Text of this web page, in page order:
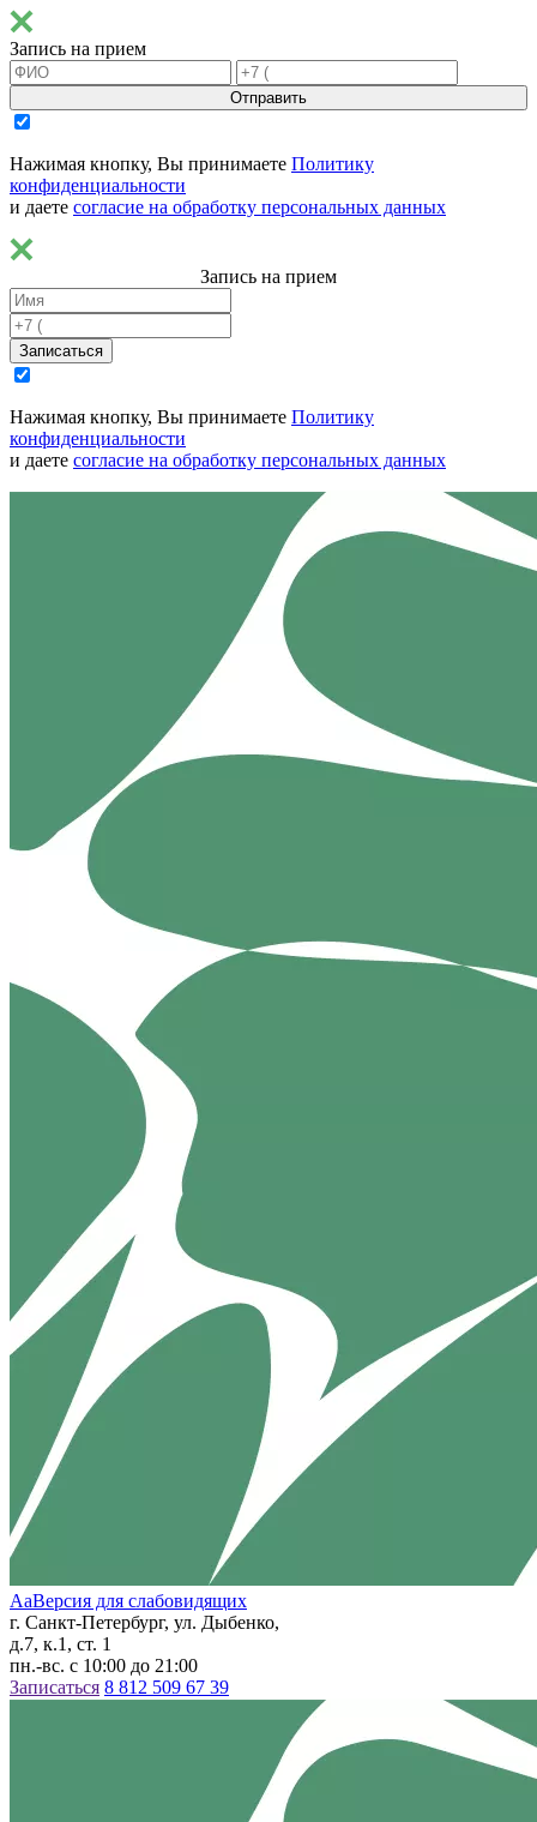
Запись на прием
Отправить
Нажимая кнопку, Вы принимаете Политику
конфиденциальности
и даете согласие на обработку персональных данных
Запись на прием
Записаться
Нажимая кнопку, Вы принимаете Политику
конфиденциальности
и даете согласие на обработку персональных данных
AaВерсия для слабовидящих
г. Санкт-Петербург, ул. Дыбенко,
д.7, к.1, ст. 1
пн.-вс. с 10:00 до 21:00
Записаться 8 812 509 67 39